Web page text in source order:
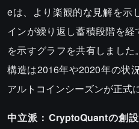
eは、より楽観的な見解を示
インが繰り返し蓄積段階を
を示すグラフを共有しまし
構造は2016年や2020年の状
アルトコインシーズンが正式
中立派：CryptoQuantの創